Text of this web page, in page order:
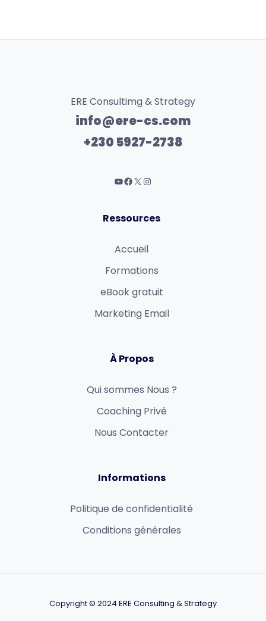
ERE Consultimg & Strategy
info@ere-cs.com
+230 5927-2738
Ressources
Accueil
Formations
eBook gratuit
Marketing Email
À Propos
Qui sommes Nous ?
Coaching Privé
Nous Contacter
Informations
Politique de confidentialité
Conditions générales
Copyright © 2024 ERE Consulting & Strategy